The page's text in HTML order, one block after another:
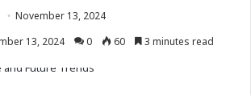
November 13, 2024
13, 2024
0 60 3 minutes read